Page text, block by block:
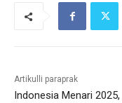
Artikulli paraprak
Indonesia Menari 2025,